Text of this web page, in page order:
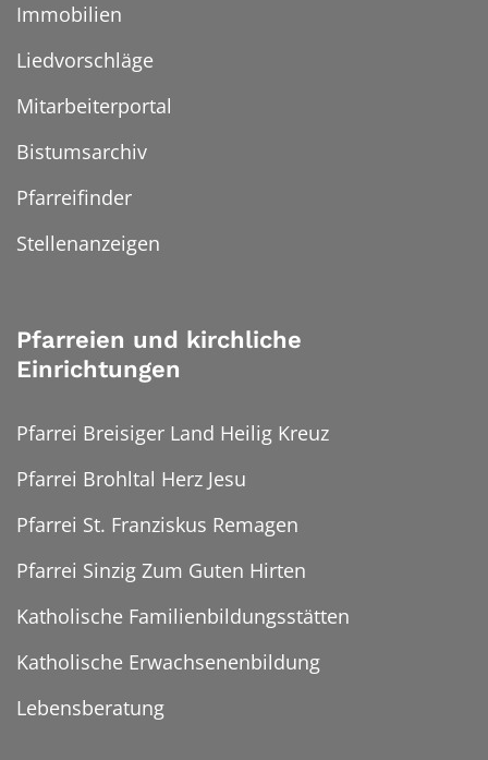
Immobilien
Liedvorschläge
Mitarbeiterportal
Bistumsarchiv
Pfarreifinder
Stellenanzeigen
Pfarreien und kirchliche
Einrichtungen
Pfarrei Breisiger Land Heilig Kreuz
Pfarrei Brohltal Herz Jesu
Pfarrei St. Franziskus Remagen
Pfarrei Sinzig Zum Guten Hirten
Katholische Familienbildungsstätten
Katholische Erwachsenenbildung
Lebensberatung